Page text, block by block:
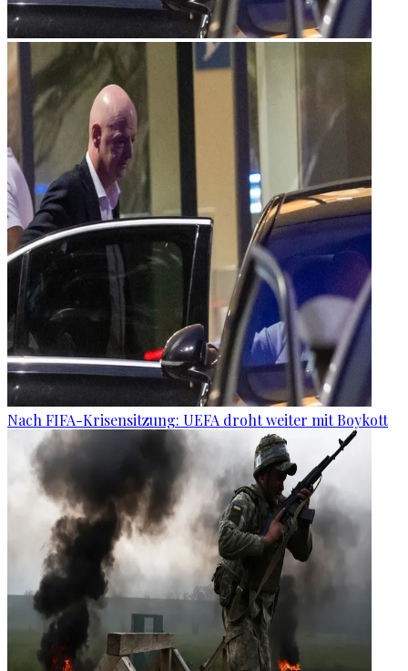
Nach FIFA-Krisensitzung: UEFA droht weiter mit Boykott